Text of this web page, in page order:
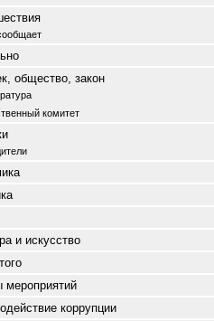
общество, закон
комитет
и искусство
мероприятий
коррупции